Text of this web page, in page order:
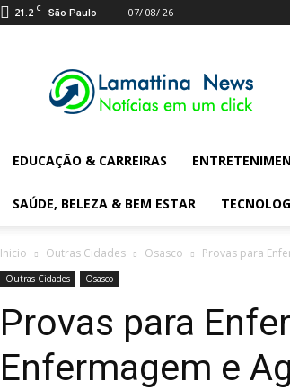
21.2 C São Paulo 07/ 08/ 26
Digital
News
EDUCAÇÃO & CARREIRAS
SAÚDE, BELEZA & BEM ESTAR
Inicio Outras Cidades Osasco Provas para
Outras Cidades Osasco
Provas para
Enfermagem e